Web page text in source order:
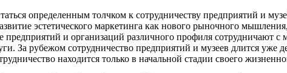
определенным толчком к сотрудничеству предприятий и
эстетического маркетинга как нового рыночного
предприятий и организаций различного профиля
За рубежом сотрудничество предприятий и музеев длится уже
находится только в начальной стадии своего